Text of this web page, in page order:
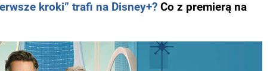
kroki” trafi na Disney+? Co z premierą na